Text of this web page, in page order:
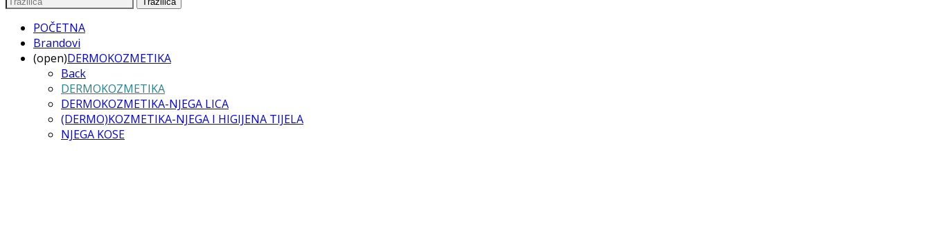
POČETNA
Brandovi
(open)DERMOKOZMETIKA
Back
DERMOKOZMETIKA
DERMOKOZMETIKA-NJEGA LICA
(DERMO)KOZMETIKA-NJEGA I HIGIJENA TIJELA
NJEGA KOSE